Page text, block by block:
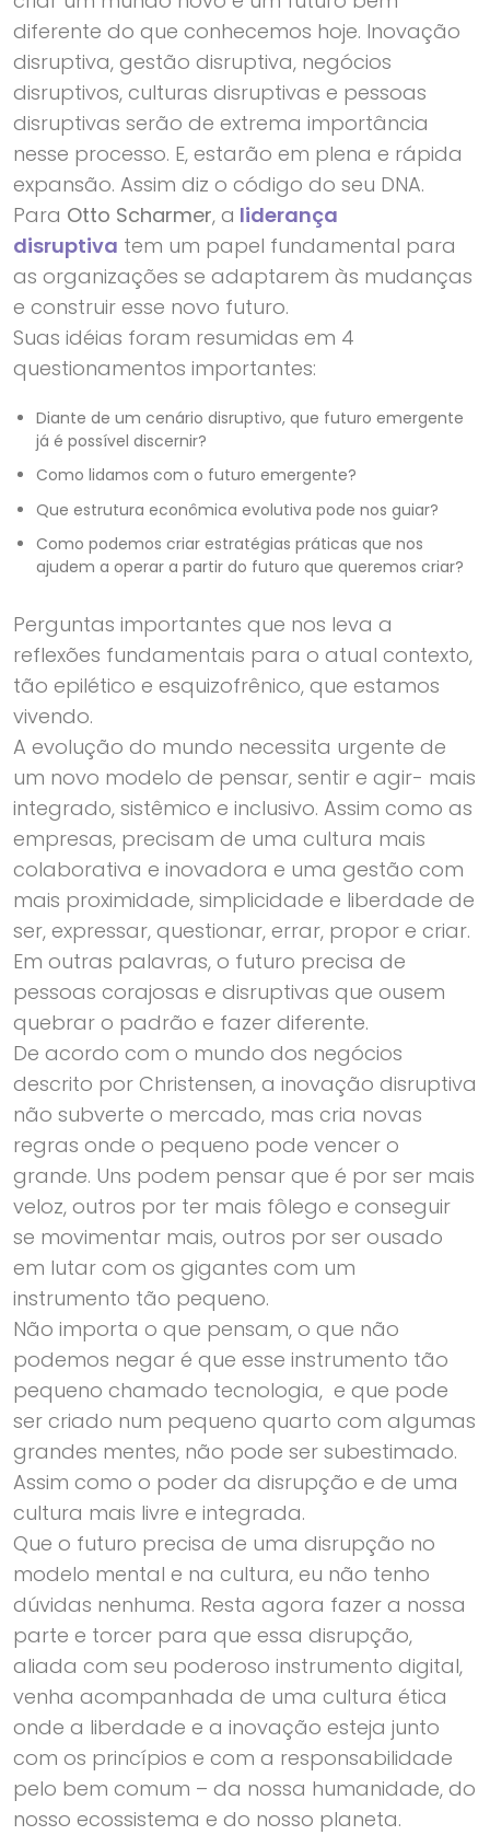
diferente do que conhecemos hoje. Inovação
disruptiva, gestão disruptiva, negócios
disruptivos, culturas disruptivas e pessoas
disruptivas serão de extrema importância
nesse processo. E, estarão em plena e rápida
expansão. Assim diz o código do seu DNA.
Para Otto Scharmer, a liderança
disruptiva tem um papel fundamental para
as organizações se adaptarem às mudanças
e construir esse novo futuro.
Suas idéias foram resumidas em 4
questionamentos importantes:
Diante de um cenário disruptivo, que futuro emergente
já é possível discernir?
Como lidamos com o futuro emergente?
Que estrutura econômica evolutiva pode nos guiar?
Como podemos criar estratégias práticas que nos
ajudem a operar a partir do futuro que queremos criar?
Perguntas importantes que nos leva a
reflexões fundamentais para o atual contexto,
tão epilético e esquizofrênico, que estamos
vivendo.
A evolução do mundo necessita urgente de
um novo modelo de pensar, sentir e agir- mais
integrado, sistêmico e inclusivo. Assim como as
empresas, precisam de uma cultura mais
colaborativa e inovadora e uma gestão com
mais proximidade, simplicidade e liberdade de
ser, expressar, questionar, errar, propor e criar.
Em outras palavras, o futuro precisa de
pessoas corajosas e disruptivas que ousem
quebrar o padrão e fazer diferente.
De acordo com o mundo dos negócios
descrito por Christensen, a inovação disruptiva
não subverte o mercado, mas cria novas
regras onde o pequeno pode vencer o
grande. Uns podem pensar que é por ser mais
veloz, outros por ter mais fôlego e conseguir
se movimentar mais, outros por ser ousado
em lutar com os gigantes com um
instrumento tão pequeno.
Não importa o que pensam, o que não
podemos negar é que esse instrumento tão
pequeno chamado tecnologia, e que pode
ser criado num pequeno quarto com algumas
grandes mentes, não pode ser subestimado.
Assim como o poder da disrupção e de uma
cultura mais livre e integrada.
Que o futuro precisa de uma disrupção no
modelo mental e na cultura, eu não tenho
dúvidas nenhuma. Resta agora fazer a nossa
parte e torcer para que essa disrupção,
aliada com seu poderoso instrumento digital,
venha acompanhada de uma cultura ética
onde a liberdade e a inovação esteja junto
com os princípios e com a responsabilidade
pelo bem comum – da nossa humanidade, do
nosso ecossistema e do nosso planeta.